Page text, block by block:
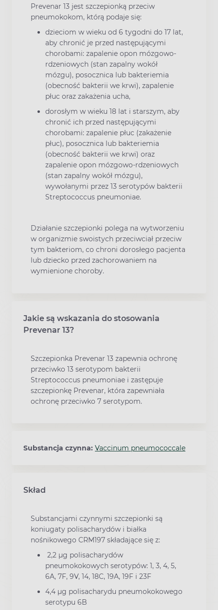
Prevenar 13 jest szczepionką przeciw
pneumokokom, którą podaje się:
dzieciom w wieku od 6 tygodni do 17 lat,
aby chronić je przed następującymi
chorobami: zapalenie opon mózgowo-
rdzeniowych (stan zapalny wokół
mózgu), posocznica lub bakteriemia
(obecność bakterii we krwi), zapalenie
płuc oraz zakażenia ucha,
dorosłym w wieku 18 lat i starszym, aby
chronić ich przed następującymi
chorobami: zapalenie płuc (zakażenie
płuc), posocznica lub bakteriemia
(obecność bakterii we krwi) oraz
zapalenie opon mózgowo-rdzeniowych
(stan zapalny wokół mózgu),
wywołanymi przez 13 serotypów bakterii
Streptococcus pneumoniae.
Działanie szczepionki polega na wytworzeniu
w organizmie swoistych przeciwciał przeciw
tym bakteriom, co chroni dorosłego pacjenta
lub dziecko przed zachorowaniem na
wymienione choroby.
Jakie są wskazania do stosowania
Prevenar 13?
Szczepionka Prevenar 13 zapewnia ochronę
przeciwko 13 serotypom bakterii
Streptococcus pneumoniae i zastępuje
szczepionkę Prevenar, która zapewniała
ochronę przeciwko 7 serotypom.
Substancja czynna: Vaccinum pneumococcale
Skład
Substancjami czynnymi szczepionki są
koniugaty polisacharydów i białka
nośnikowego CRM197 składające się z:
2,2 μg polisacharydów
pneumokokowych serotypów: 1, 3, 4, 5,
6A, 7F, 9V, 14, 18C, 19A, 19F i 23F
4,4 μg polisacharydu pneumokokowego
serotypu 6B